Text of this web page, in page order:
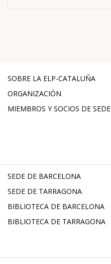
SOBRE LA ELP-CATALUÑA
ORGANIZACIÓN
MIEMBROS Y SOCIOS DE SEDE
SEDE DE BARCELONA
SEDE DE TARRAGONA
BIBLIOTECA DE BARCELONA
BIBLIOTECA DE TARRAGONA